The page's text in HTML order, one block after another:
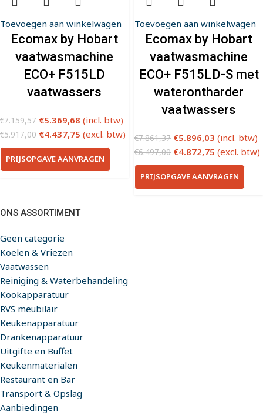
ONS ASSORTIMENT
Geen categorie
Koelen & Vriezen
Vaatwassen
Reiniging & Waterbehandeling
Kookapparatuur
RVS meubilair
Keukenapparatuur
Drankenapparatuur
Uitgifte en Buffet
Keukenmaterialen
Restaurant en Bar
Transport & Opslag
Aanbiedingen
Toevoegen aan winkelwagen
Ecomax by Hobart
vaatwasmachine
ECO+ F515LD
vaatwassers
€7.159,57 €5.369,68 (incl. btw)
€5.917,00 €4.437,75 (excl. btw)
PRIJSOPGAVE AANVRAGEN
Toevoegen aan winkelwagen
Ecomax by Hobart
vaatwasmachine
ECO+ F515LD-S met
waterontharder
vaatwassers
€7.861,37 €5.896,03 (incl. btw)
€6.497,00 €4.872,75 (excl. btw)
PRIJSOPGAVE AANVRAGEN